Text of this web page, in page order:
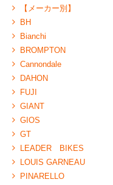
【メーカー別】
BH
Bianchi
BROMPTON
Cannondale
DAHON
FUJI
GIANT
GIOS
GT
LEADER BIKES
LOUIS GARNEAU
PINARELLO